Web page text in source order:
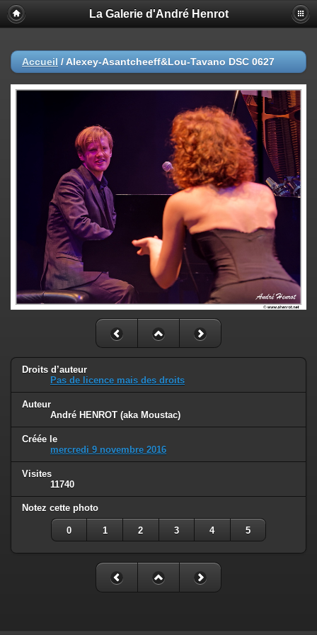
La Galerie d'André Henrot
Accueil / Alexey-Asantcheeff&Lou-Tavano DSC 0627
Droits d’auteur
Pas de licence mais des droits
Auteur
André HENROT (aka Moustac)
Créée le
mercredi 9 novembre 2016
Visites
11740
Notez cette photo
0 1 2 3 4 5